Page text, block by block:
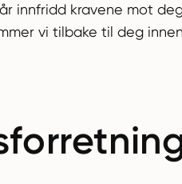
innfridd kravene mot
vi tilbake til deg